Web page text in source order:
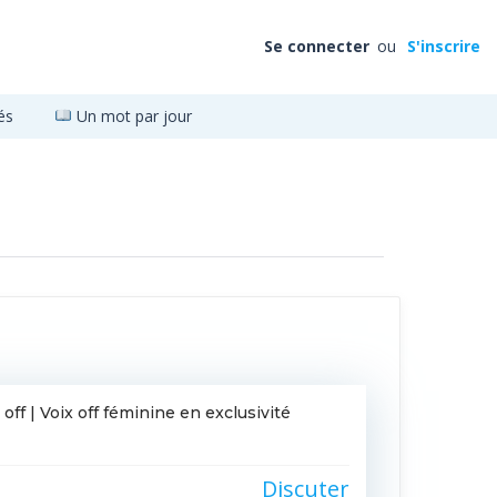
Se connecter ou S'inscrire
Un mot par jour
| Voix off féminine en exclusivité
Discuter